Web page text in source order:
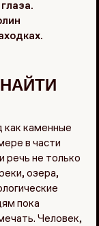
каменные
в части
речь не только
озера,
пока
Человек,